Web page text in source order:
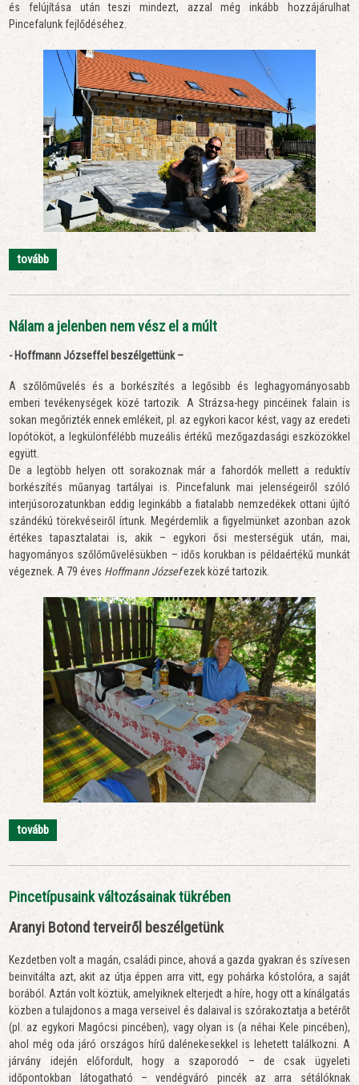
és felújítása után teszi mindezt, azzal még inkább hozzájárulhat
Pincefalunk fejlődéséhez.
tovább
Nálam a jelenben nem vész el a múlt
- Hoffmann Józseffel beszélgettünk –
A szőlőművelés és a borkészítés a legősibb és leghagyományosabb
emberi tevékenységek közé tartozik. A Strázsa-hegy pincéinek falain is
sokan megőrizték ennek emlékeit, pl. az egykori kacor kést, vagy az eredeti
lopótököt, a legkülönfélébb muzeális értékű mezőgazdasági eszközökkel
együtt.
De a legtöbb helyen ott sorakoznak már a fahordók mellett a reduktív
borkészítés műanyag tartályai is. Pincefalunk mai jelenségeiről szóló
interjúsorozatunkban eddig leginkább a fiatalabb nemzedékek ottani újító
szándékú törekvéseiről írtunk. Megérdemlik a figyelmünket azonban azok
értékes tapasztalatai is, akik – egykori ősi mesterségük után, mai,
hagyományos szőlőművelésükben – idős korukban is példaértékű munkát
végeznek. A 79 éves Hoffmann Józsefezek közé tartozik.
tovább
Pincetípusaink változásainak tükrében
Aranyi Botond terveiről beszélgetünk
Kezdetben volt a magán, családi pince, ahová a gazda gyakran és szívesen
beinvitálta azt, akit az útja éppen arra vitt, egy pohárka kóstolóra, a saját
borából. Aztán volt köztük, amelyiknek elterjedt a híre, hogy ott a kínálgatás
közben a tulajdonos a maga verseivel és dalaival is szórakoztatja a betérőt
(pl. az egykori Magócsi pincében), vagy olyan is (a néhai Kele pincében),
ahol még oda járó országos hírű dalénekesekkel is lehetett találkozni. A
járvány idején előfordult, hogy a szaporodó – de csak ügyeleti
időpontokban látogatható – vendégváró pincék az arra sétálóknak